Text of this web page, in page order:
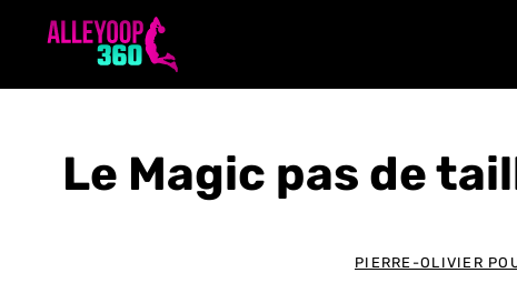
Le Magic pas de
PIERRE-OLIVIER